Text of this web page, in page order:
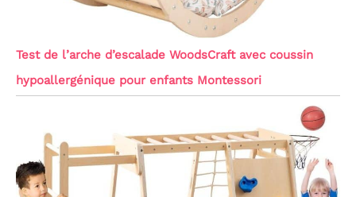
Test de l’arche d’escalade WoodsCraft avec coussin
hypoallergénique pour enfants Montessori